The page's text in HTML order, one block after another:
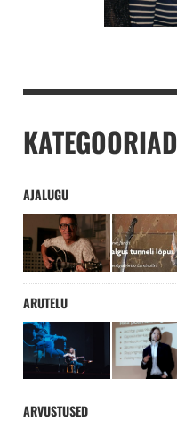
KATEGOORIAD
AJALUGU
ARUTELU
ARVUSTUSED